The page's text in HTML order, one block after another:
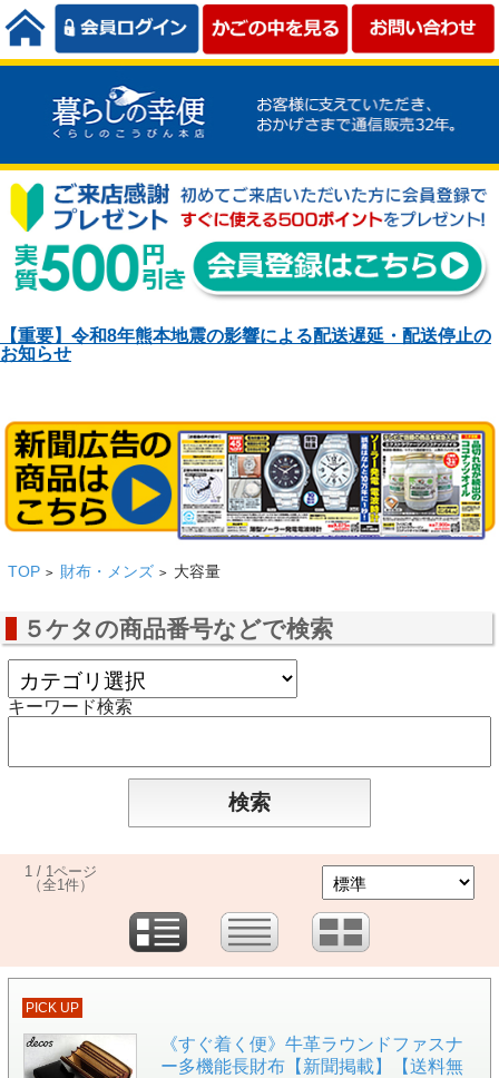
【重要】令和8年熊本地震の影響による配送遅延・配送停止の
お知らせ
TOP > 財布・メンズ > 大容量
５ケタの商品番号などで検索
キーワード検索
1 / 1ページ
（全1件）
PICK UP
《すぐ着く便》牛革ラウンドファスナ
ー多機能長財布【新聞掲載】【送料無